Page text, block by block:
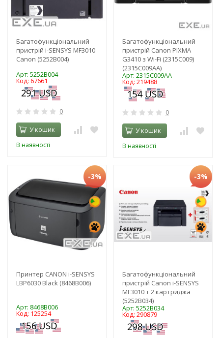
Багатофункціональний
пристрій i-SENSYS MF3010
Canon (5252B004)
Арт: 5252B004
Код: 67661
0
У кошик
В наявності
Багатофункціональний
пристрій Canon PIXMA
G3410 з Wi-Fi (2315C009)
(2315C009AA)
Арт: 2315C009AA
Код: 219488
0
У кошик
В наявності
-3%
Принтер CANON i-SENSYS
LBP6030 Black (8468B006)
Арт: 8468B006
Код: 125254
-3%
Багатофункціональний
пристрій Canon i-SENSYS
MF3010 + 2 картриджа
(5252B034)
Арт: 5252B034
Код: 290879